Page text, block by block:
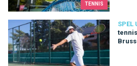
TENNIS
SPEL
Waar tennisuitrusting vinden in